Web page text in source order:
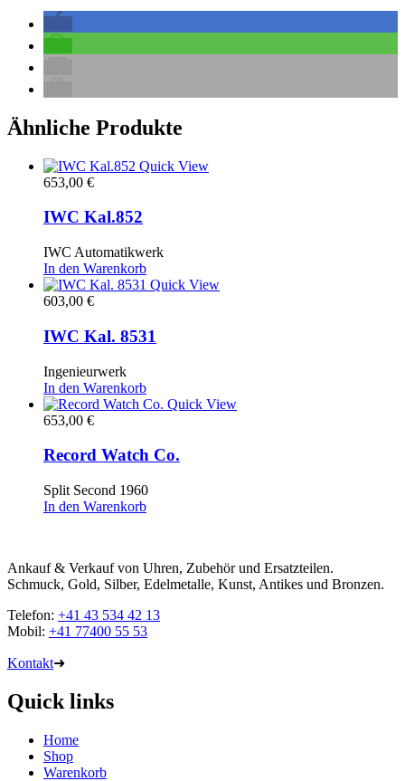
Ähnliche Produkte
Quick View
653,00 €
IWC Kal.852
IWC Automatikwerk
In den Warenkorb
Quick View
603,00 €
IWC Kal. 8531
Ingenieurwerk
In den Warenkorb
Quick View
653,00 €
Record Watch Co.
Split Second 1960
In den Warenkorb
Ankauf & Verkauf von Uhren, Zubehör und Ersatzteilen.
Schmuck, Gold, Silber, Edelmetalle, Kunst, Antikes und Bronzen.
Telefon: +41 43 534 42 13
Mobil: +41 77400 55 53
Kontakt➜
Quick links
Home
Shop
Warenkorb